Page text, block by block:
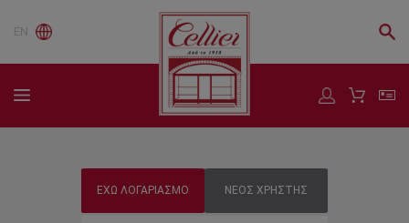
EN
ΕΧΩ ΛΟΓΑΡΙΑΣΜΟ ΝΕΟΣ ΧΡΗΣΤΗΣ